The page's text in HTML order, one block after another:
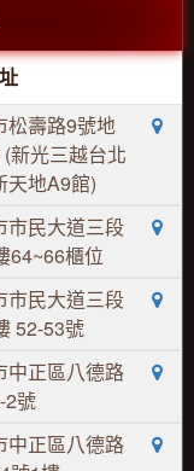
松壽路9號地
新光三越台北
天地A9館)
市民大道三段
64~66櫃位
市民大道三段
52-53號
中正區八德路
2號
中正區八德路